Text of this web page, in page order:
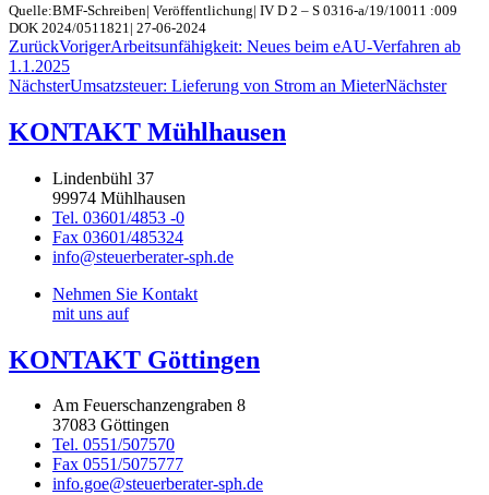
Quelle:BMF-Schreiben| Veröffentlichung| IV D 2 – S 0316-a/19/10011 :009
DOK 2024/0511821| 27-06-2024
ZurückVorigerArbeitsunfähigkeit: Neues beim eAU-Verfahren ab
1.1.2025
NächsterUmsatzsteuer: Lieferung von Strom an MieterNächster
KONTAKT Mühlhausen
Lindenbühl 37
99974 Mühlhausen
Tel. 03601/4853 -0
Fax 03601/485324
info@steuerberater-sph.de
Nehmen Sie Kontakt
mit uns auf
KONTAKT Göttingen
Am Feuerschanzengraben 8
37083 Göttingen
Tel. 0551/507570
Fax 0551/5075777
info.goe@steuerberater-sph.de